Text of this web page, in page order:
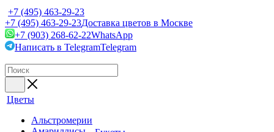
+7 (495) 463-29-23
+7 (495) 463-29-23Доставка цветов в Москве
+7 (903) 268-62-22WhatsApp
Написать в TelegramTelegram
Цветы
Альстромерии